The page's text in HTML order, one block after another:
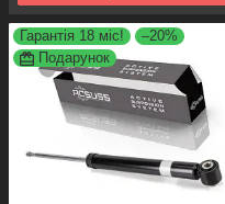
Гарантія 18 міс!
–20%
Подарунок